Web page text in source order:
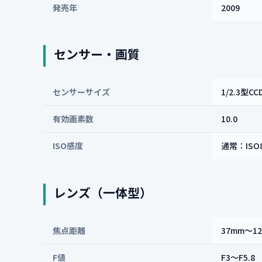
発売年 2009
センサー・画質
センサーサイズ 1/2.3型
有効画素数 10.0
ISO感度 通常：
レンズ（一体型）
焦点距離 37mm〜
F値 F3〜F5.8